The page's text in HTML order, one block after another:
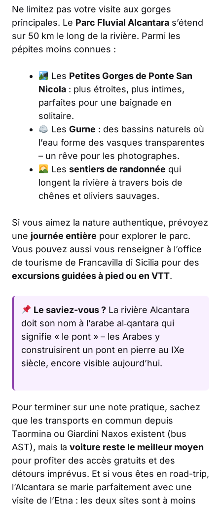
Ne limitez pas votre visite aux gorges
principales. Le Parc Fluvial Alcantara s’étend
sur 50 km le long de la rivière. Parmi les
pépites moins connues :
Les Petites Gorges de Ponte San
Nicola : plus étroites, plus intimes,
parfaites pour une baignade en
solitaire.
Les Gurne : des bassins naturels où
l’eau forme des vasques transparentes
– un rêve pour les photographes.
Les sentiers de randonnée qui
longent la rivière à travers bois de
chênes et oliviers sauvages.
Si vous aimez la nature authentique, prévoyez
une journée entière pour explorer le parc.
Vous pouvez aussi vous renseigner à l’office
de tourisme de Francavilla di Sicilia pour des
excursions guidées à pied ou en VTT.
Le saviez-vous ?La rivière Alcantara
doit son nom à l’arabe al‑qantara qui
signifie « le pont » – les Arabes y
construisirent un pont en pierre au IXe
siècle, encore visible aujourd’hui.
Pour terminer sur une note pratique, sachez
que les transports en commun depuis
Taormina ou Giardini Naxos existent (bus
AST), mais la voiture reste le meilleur moyen
pour profiter des accès gratuits et des
détours imprévus. Et si vous êtes en road-trip,
l’Alcantara se marie parfaitement avec une
visite de l’Etna : les deux sites sont à moins